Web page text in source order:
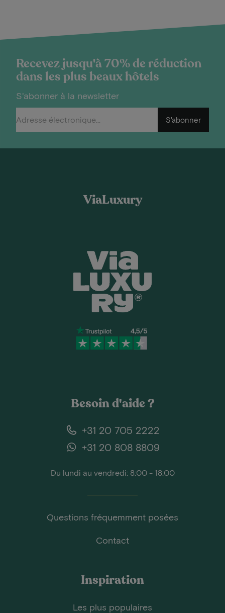
Recevez jusqu'à 70% de réduction
dans les plus beaux hôtels
S'abonner à la newsletter
S'abonner
ViaLuxury
Besoin d'aide ?
+31 20 705 2222
+31 20 808 8809
Du lundi au vendredi: 8:00 - 18:00
Questions fréquemment posées
Contact
Inspiration
Les plus populaires